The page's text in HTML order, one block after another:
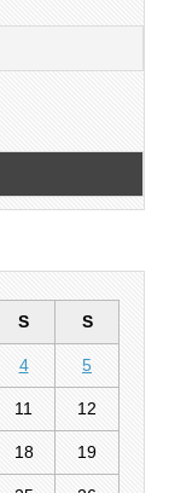
S S
4 5
11 12
18 19